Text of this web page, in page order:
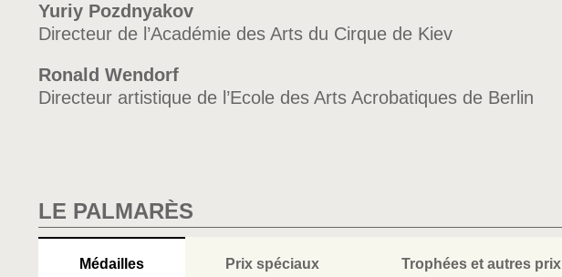
Yuriy Pozdnyakov
Directeur de l’Académie des Arts du Cirque de Kiev
Ronald Wendorf
Directeur artistique de l’Ecole des Arts Acrobatiques de Berlin
LE PALMARÈS
Médailles Prix spéciaux Trophées et autres prix